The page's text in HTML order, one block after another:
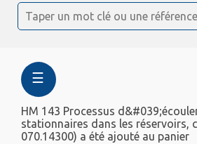
☰
HM 143 Processus
stationnaires dans les réservoirs,
070.14300) a été ajouté au panier